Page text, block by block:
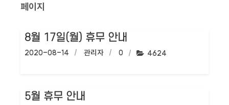
페이지
8월 17일(월) 휴무 안내
작성일:
2020-08-14 작성자:
관리자 댓글수:
0 조회수:
4624
5월 휴무 안내